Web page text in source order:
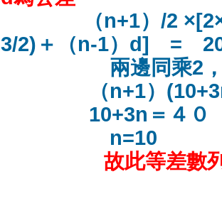
（n+1）/2
3/2)＋（n-1）d] =
兩邊同乘2，並
（n+1）(10+3n)
10+3n＝４０
n=10
故此等差數列有